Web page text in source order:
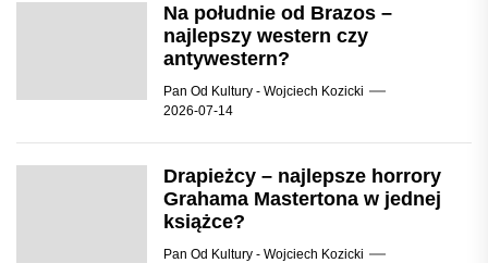
Na południe od Brazos –
najlepszy western czy
antywestern?
Pan Od Kultury - Wojciech Kozicki
2026-07-14
Drapieżcy – najlepsze horrory
Grahama Mastertona w jednej
książce?
Pan Od Kultury - Wojciech Kozicki